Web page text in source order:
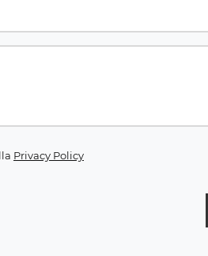
Privacy Policy